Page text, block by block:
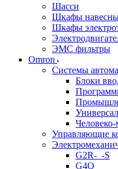
Шасси
Шкафы
Шкафы
ЭМС фильтры
Omron
Системы
Блоки
Управляющие
G2R-_-S
G4Q